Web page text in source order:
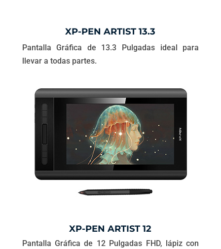
XP-PEN ARTIST 13.3
Pantalla Gráfica de 13.3 Pulgadas ideal para
llevar a todas partes.
XP-PEN ARTIST 12
Pantalla Gráfica de 12 Pulgadas FHD, lápiz con